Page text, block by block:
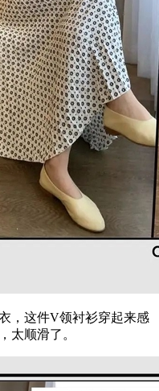
这件V领衬衫穿起来感
太顺滑了。